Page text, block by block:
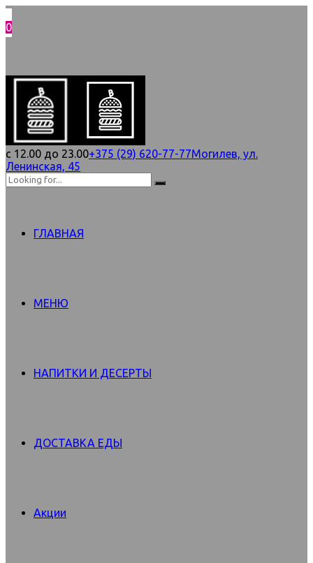
с 12.00 до 23.00+375 (29) 620-77-77Могилев, ул.
Ленинская, 45
ГЛАВНАЯ
МЕНЮ
НАПИТКИ И ДЕСЕРТЫ
ДОСТАВКА ЕДЫ
Акции
0